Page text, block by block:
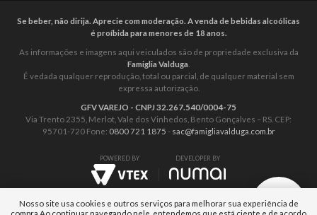
Se beber, não dirija. Aprecie com moderação. A venda de bebidas alcoólicas
é proíbida para menores de 18 anos.
As informações e imagens aqui veiculados são de propriedade exclusiva da
Famiglia Valduga
É vedada qualquer reprodução, total ou parcial, de qualquer material sem
expressa autorização.
GFV VAREJO - CNPJ 32.267.540/0004-75
Via Trento 2355, Merlot, Vale dos Vinhedos, Bento Gonçalves – RS. CEP:
95701-720 Fone: 0800 721 1875 - sac@famigliavalduga.com.br
POWERED BY DEVELOPER BY
Nosso site usa cookies e outros serviços para melhorar sua experiência de